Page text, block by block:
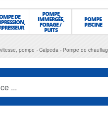
DE POMPE
IMMERGÉE,
FORAGE /
PUITS
POMPE
PISCINE
pompe Calpeda Pompe de